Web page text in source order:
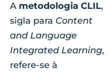
A metodologia CLIL,
sigla para Content
and Language
Integrated Learning,
refere-se à